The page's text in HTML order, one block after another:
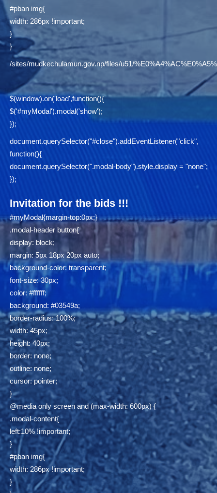
#pban img{
width: 286px !important;
}
}
/sites/mudkechulamun.gov.np/files/u51/
$(window).on('load',function(){
$('#myModal').modal('show');
});
document.querySelector("#close").addEventListener("click",
function(){
document.querySelector(".modal-body").style.display = "none";
});
Invitation for the bids !!!
#myModal{margin-top:0px;}
.modal-header button{
display: block;
margin: 5px 18px 20px auto;
background-color: transparent;
font-size: 30px;
color: #ffffff;
background: #03549a;
border-radius: 100%;
width: 45px;
height: 40px;
border: none;
outline: none;
cursor: pointer;
}
@media only screen and (max-width: 600px) {
.modal-content{
left:10% !important;
}
#pban img{
width: 286px !important;
}